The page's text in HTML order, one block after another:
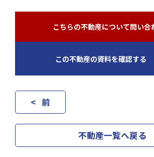
こちらの不動産について問い合
この不動産の資料を確認する
< 前
不動産一覧へ戻る